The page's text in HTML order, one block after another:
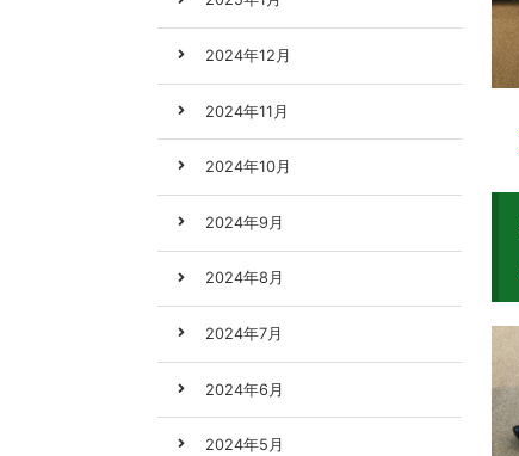
2024年12月
2024年11月
2024年10月
2024年9月
2024年8月
2024年7月
2024年6月
2024年5月